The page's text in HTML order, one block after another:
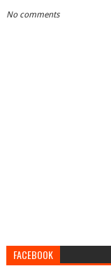
No comments
FACEBOOK